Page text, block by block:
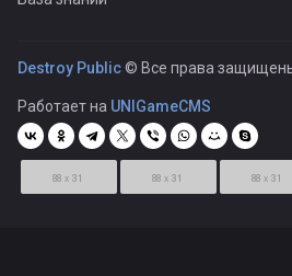
Destroy Public© Все права
Работает на UNIGameCMS